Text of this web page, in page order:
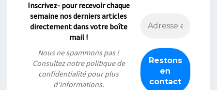
Inscrivez- pour recevoir chaque
semaine nos derniers articles
directement dans votre boîte
mail !
Nous ne spammons pas !
Consultez notrepolitique de
confidentialitépour plus
d’informations.